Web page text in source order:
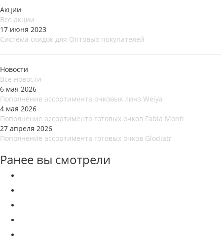
Акции
Все акции
17 июня 2023
Система скидок для Оптовых покупателей
Новости
Все новости
6 мая 2026
Пополнение ассортимента очковых линз Weiya
4 мая 2026
Пополнение ассортимента готовых очков Fabia Monti
27 апреля 2026
Пополнение ассортимента готовых очков Glodiatr
Ранее вы смотрели